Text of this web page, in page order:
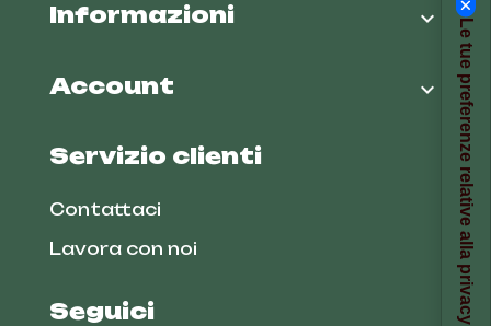
Informazioni 
Account 
Servizio clienti
Contattaci
Lavora con noi
Seguici Le tue preferenze relative alla privacy